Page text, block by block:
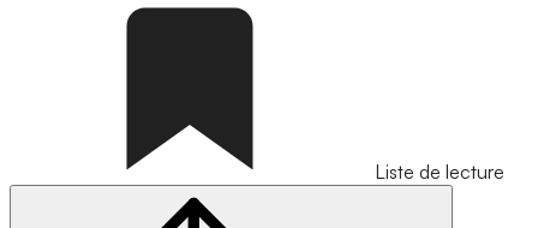
Liste de lecture